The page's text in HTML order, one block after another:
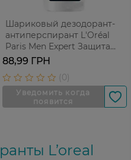
Шариковый дезодорант-
антиперспирант L'Oréal
Paris Men Expert Защита
рубашки для мужчин 50 мл
88,99 ГРН
L’oreal